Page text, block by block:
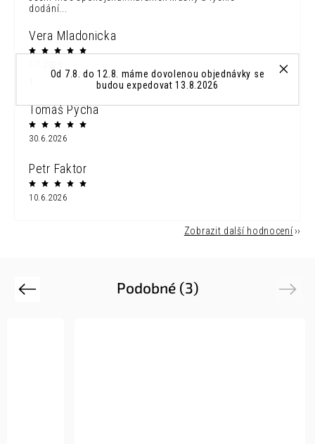
Od 7.8. do 12.8. máme dovolenou objednávky se
budou expedovat 13.8.2026
dodání...
Vera Mladonicka
Tomáš Pýcha
30.6.2026
Petr Faktor
10.6.2026
Zobrazit další hodnocení
Podobné (3)
Previous Next